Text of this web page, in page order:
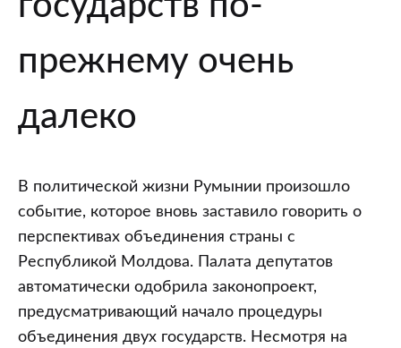
меняет
реальность
прежнему очень
далеко
В политической жизни Румынии произошло
событие, которое вновь заставило говорить о
перспективах объединения страны с
Республикой Молдова. Палата депутатов
автоматически одобрила законопроект,
предусматривающий начало процедуры
объединения двух государств. Несмотря на